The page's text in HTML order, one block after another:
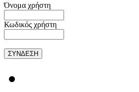
Όνομα χρήστη
Κωδικός χρήστη